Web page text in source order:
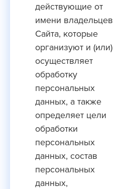
действующие от
имени владельцев
Сайта, которые
организуют и (или)
осуществляет
обработку
персональных
данных, а также
определяет цели
обработки
персональных
данных, состав
персональных
данных,